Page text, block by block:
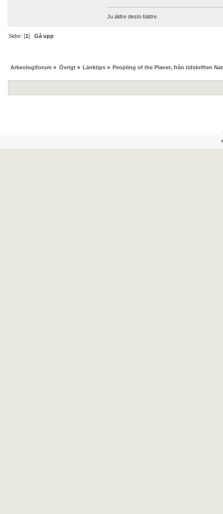
Ju äldre desto bättre.
Sidor: [1]Gå upp
Arkeologiforum » Övrigt» Länktips» Peopling of the Planet, från tidskriften